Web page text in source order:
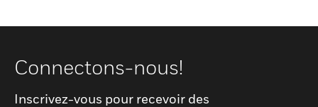
Connectons-nous!
Inscrivez-vous pour recevoir des